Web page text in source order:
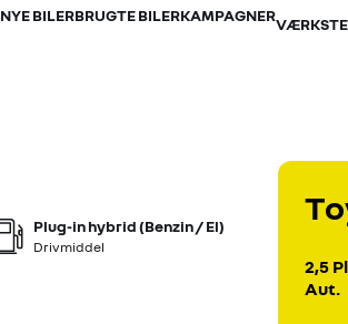
NYE BILERBRUGTE BILERKAMPAGNER
Drivmiddel
Plug-in hybrid (Benzin / El)
2,5
Aut.